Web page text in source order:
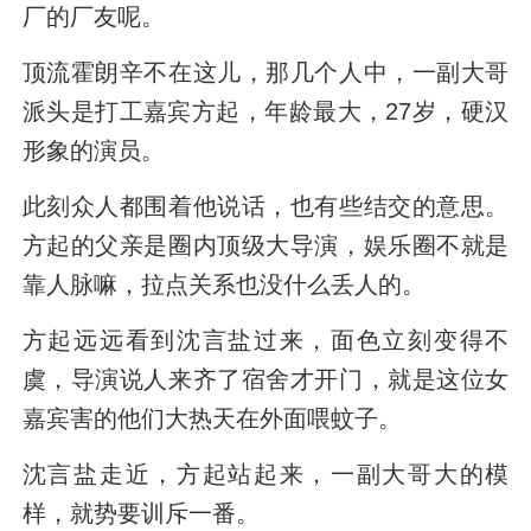
厂的厂友呢。
顶流霍朗辛不在这儿，那几个人中，一副大哥
派头是打工嘉宾方起，年龄最大，27岁，硬汉
形象的演员。
此刻众人都围着他说话，也有些结交的意思。
方起的父亲是圈内顶级大导演，娱乐圈不就是
靠人脉嘛，拉点关系也没什么丢人的。
方起远远看到沈言盐过来，面色立刻变得不
虞，导演说人来齐了宿舍才开门，就是这位女
嘉宾害的他们大热天在外面喂蚊子。
沈言盐走近，方起站起来，一副大哥大的模
样，就势要训斥一番。